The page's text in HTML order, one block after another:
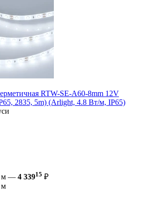
RTW-SE-A60-8mm 12V
2835, 5m) (Arlight, 4.8 Вт/м, IP65)
м — 4 33915 ₽
м